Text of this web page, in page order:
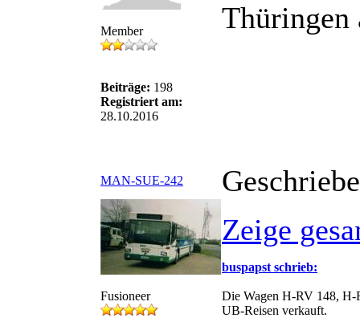
Member
Beiträge: 198
Registriert am:
28.10.2016
Thüringen
MAN-SUE-242
Fusioneer
Zeige
buspapst schrieb:
Die Wagen H-RV 148, H-
UB-Reisen verkauft.